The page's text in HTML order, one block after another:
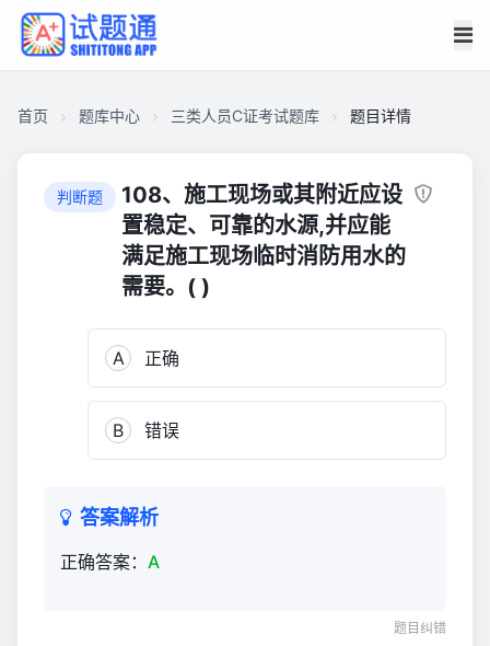
首页 题库中心 三类人员C证考试题库 题目详情
判断题
108、施工现场或其附近应设
置稳定、可靠的水源,并应能
满足施工现场临时消防用水的
需要。( )
A 正确
B 错误
答案解析
正确答案： A
题目纠错